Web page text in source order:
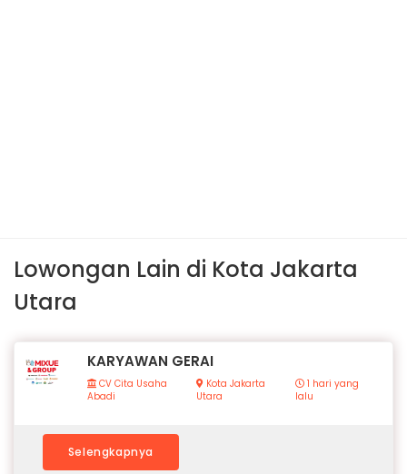
Lowongan Lain di Kota Jakarta
Utara
KARYAWAN GERAI
CV Cita Usaha
Abadi
Kota Jakarta
Utara
1 hari yang
lalu
Selengkapnya